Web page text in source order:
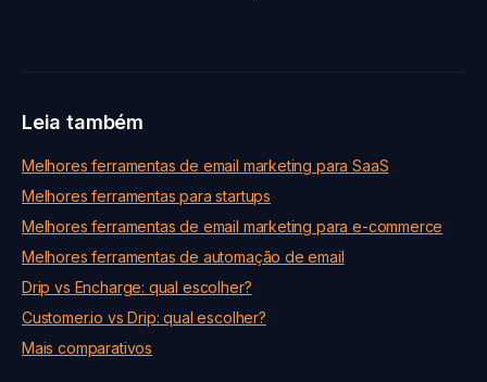
Leia também
Melhores ferramentas de email marketing para SaaS
Melhores ferramentas para startups
Melhores ferramentas de email marketing para e-commerce
Melhores ferramentas de automação de email
Drip vs Encharge: qual escolher?
Customer.io vs Drip: qual escolher?
Mais comparativos